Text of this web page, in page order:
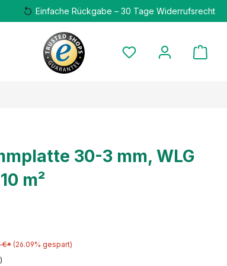
Einfache Rückgabe – 30 Tage Widerrufsrecht
30-3 mm, WLG
m²
€* (26.09% gespart)